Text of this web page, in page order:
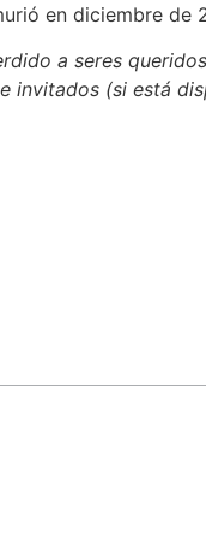
en diciembre de
a seres
(si está